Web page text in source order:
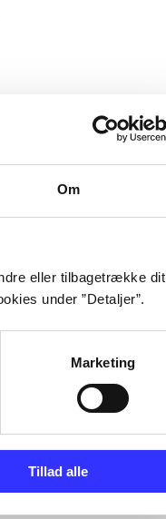
Om
eller tilbagetrække dit
under ”Detaljer”.
Marketing
Tillad alle